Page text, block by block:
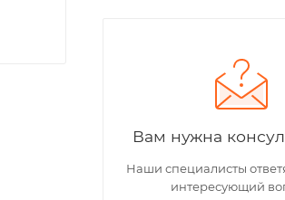
Вам нужна
Наши специалисты
интересующий